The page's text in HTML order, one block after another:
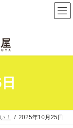
！ 2025年10月25日